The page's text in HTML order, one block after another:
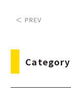
＜ PREV
Category